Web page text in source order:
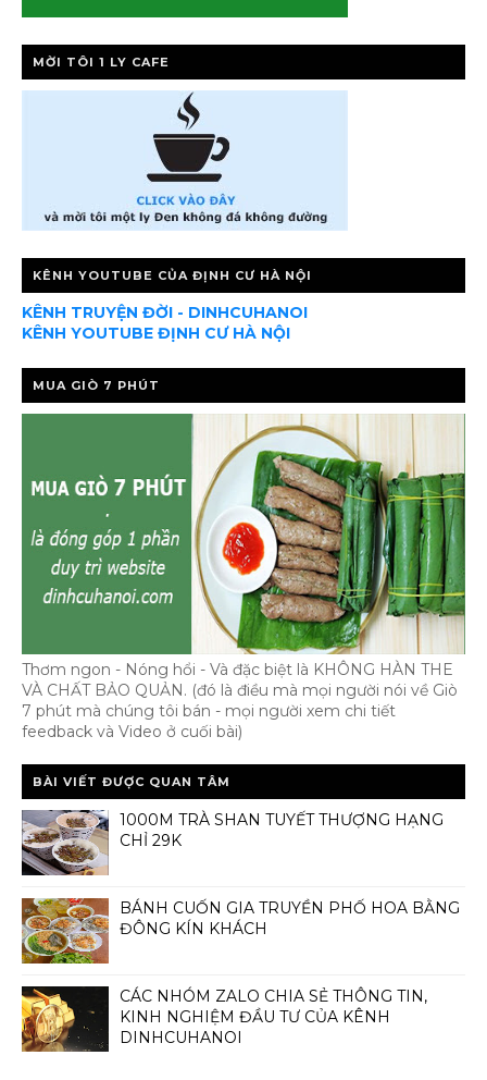
MỜI TÔI 1 LY CAFE
KÊNH YOUTUBE CỦA ĐỊNH CƯ HÀ NỘI
KÊNH TRUYỆN ĐỜI - DINHCUHANOI
KÊNH YOUTUBE ĐỊNH CƯ HÀ NỘI
MUA GIÒ 7 PHÚT
Thơm ngon - Nóng hổi - Và đặc biệt là KHÔNG HÀN THE
VÀ CHẤT BẢO QUẢN. (đó là điều mà mọi người nói về Giò
7 phút mà chúng tôi bán - mọi người xem chi tiết
feedback và Video ở cuối bài)
BÀI VIẾT ĐƯỢC QUAN TÂM
1000M TRÀ SHAN TUYẾT THƯỢNG HẠNG
CHỈ 29K
BÁNH CUỐN GIA TRUYỀN PHỐ HOA BẰNG
ĐÔNG KÍN KHÁCH
CÁC NHÓM ZALO CHIA SẺ THÔNG TIN,
KINH NGHIỆM ĐẦU TƯ CỦA KÊNH
DINHCUHANOI